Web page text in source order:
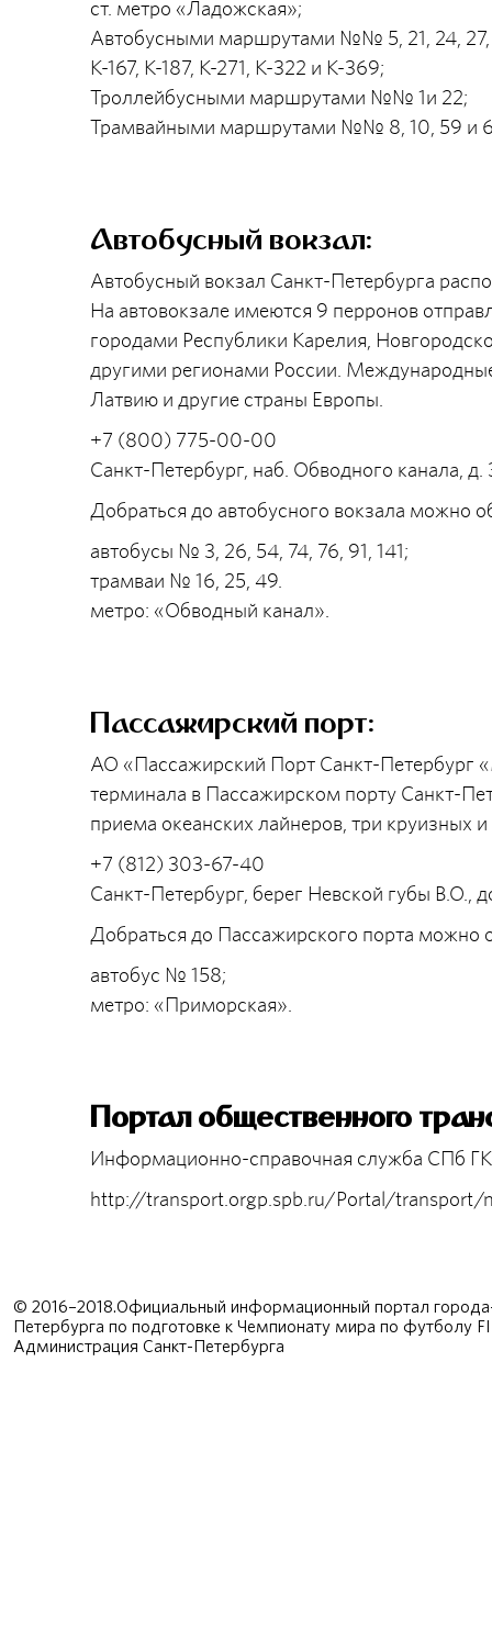
ст. метро «Ладожская»;
Автобусными маршрутами №№ 5, 21, 24, 27,
К-167, К-187, К-271, К-322 и К-369;
Троллейбусными маршрутами №№ 1и 22;
Трамвайными маршрутами №№ 8, 10, 59 и
Автобусный вокзал:
Автобусный вокзал Санкт-Петербурга
На автовокзале имеются 9 перронов
городами Республики Карелия,
другими регионами России.
Латвию и другие страны Европы.
+7 (800) 775-00-00
Санкт-Петербург, наб. Обводного канала, д.
Добраться до автобусного вокзала можно
автобусы № 3, 26, 54, 74, 76, 91, 141;
трамваи № 16, 25, 49.
метро: «Обводный канал».
Пассажирский порт:
АО «Пассажирский Порт Санкт-Петербург
терминала в Пассажирском порту Санкт-
приема океанских лайнеров, три
+7 (812) 303-67-40
Санкт-Петербург, берег Невской губы В.О.,
Добраться до Пассажирского порта можно
автобус № 158;
метро: «Приморская».
Портал общественного
Информационно-справочная служба СПб
http://transport.orgp.spb.ru/Portal/transport/
© 2016–2018.Официальный информационный портал
Петербурга по подготовке к Чемпионату мира по футболу
Администрация Санкт-Петербурга